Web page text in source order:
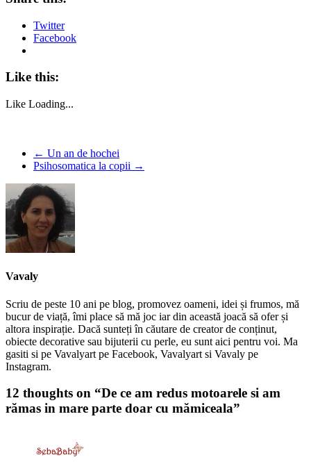
Twitter
Facebook
Like this:
Like Loading...
← Un an de hochei
Psihosomatica la copii →
Vavaly
Scriu de peste 10 ani pe blog, promovez oameni, idei și frumos, mă
bucur de viață, îmi place să mă joc iar din această joacă să ofer și
altora inspirație. Dacă sunteți în căutare de creator de conținut,
obiecte decorative sau bijuterii cu perle, eu sunt aici pentru voi. Ma
gasiti si pe Vavalyart pe Facebook, Vavalyart si Vavaly pe
Instagram.
12 thoughts on “De ce am redus motoarele si am
rămas in mare parte doar cu mămiceala”